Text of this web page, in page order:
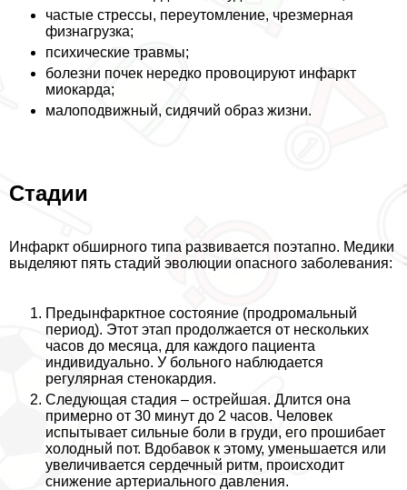
частые стрессы, переутомление, чрезмерная
физнагрузка;
психические травмы;
болезни почек нередко провоцируют инфаркт
миокарда;
малоподвижный, сидячий образ жизни.
Стадии
Инфаркт обширного типа развивается поэтапно. Медики
выделяют пять стадий эволюции опасного заболевания:
Предынфарктное состояние (продромальный
период). Этот этап продолжается от нескольких
часов до месяца, для каждого пациента
индивидуально. У больного наблюдается
регулярная стенокардия.
Следующая стадия – острейшая. Длится она
примерно от 30 минут до 2 часов. Человек
испытывает сильные боли в гpyди, его прошибает
холодный пот. Вдобавок к этому, уменьшается или
увеличивается сердечный ритм, происходит
снижение артериального давления.